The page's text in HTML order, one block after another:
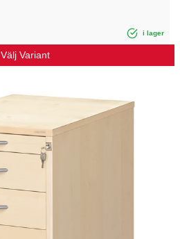
i lager
Välj Variant